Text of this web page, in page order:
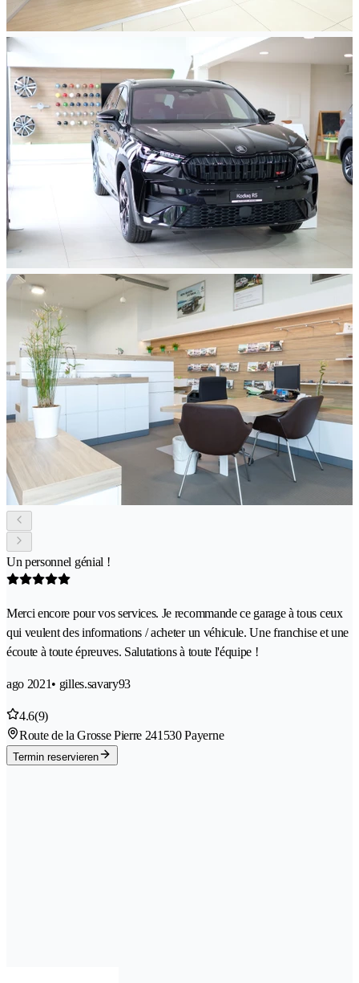
Un personnel génial !
Merci encore pour vos services. Je recommande ce garage à tous ceux
qui veulent des informations / acheter un véhicule. Une franchise et une
écoute à toute épreuves. Salutations à toute l'équipe !
ago 2021• gilles.savary93
4.6(9)
Route de la Grosse Pierre 241530 Payerne
Termin reservieren